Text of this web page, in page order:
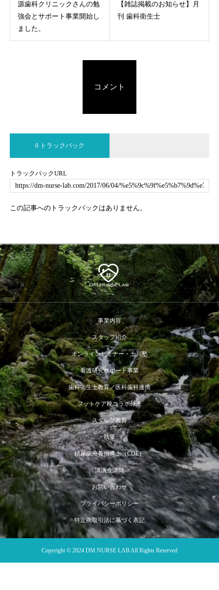
源歯科クリニックさんの勉
強会とサポート事業開始し
ました。
【雑誌掲載のお知らせ】月
刊 歯科衛生士
コメント
0 トラックバック
トラックバックURL
この記事へのトラックバックはありません。
事業内容
スタッフ紹介
オンラインセミナー・土川塾
看護研究サポート事業
歯科衛生士教育／医科歯科連携
フットケア靴コラボ外来
スタッフ教育
執筆
糖尿病療養指導士（CDE）
講演会講師
お問い合わせ
プライバシーポリシー
特定商取引法に基づく表記
Copyright © 2024 DM NURSE LAB All Rights Reserved